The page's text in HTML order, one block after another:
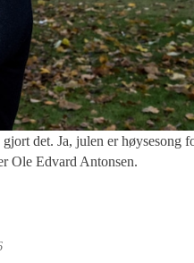
det. Ja, julen er høysesong
Ole Edvard Antonsen.